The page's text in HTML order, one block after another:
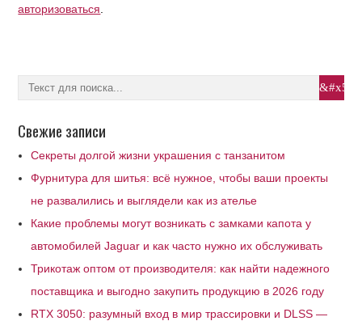
авторизоваться
Свежие записи
Секреты долгой жизни украшения с танзанитом
Фурнитура для шитья: всё нужное, чтобы ваши проекты
не развалились и выглядели как из ателье
Какие проблемы могут возникать с замками капота у
автомобилей Jaguar и как часто нужно их обслуживать
Трикотаж оптом от производителя: как найти надежного
поставщика и выгодно закупить продукцию в 2026 году
RTX 3050: разумный вход в мир трассировки и DLSS —